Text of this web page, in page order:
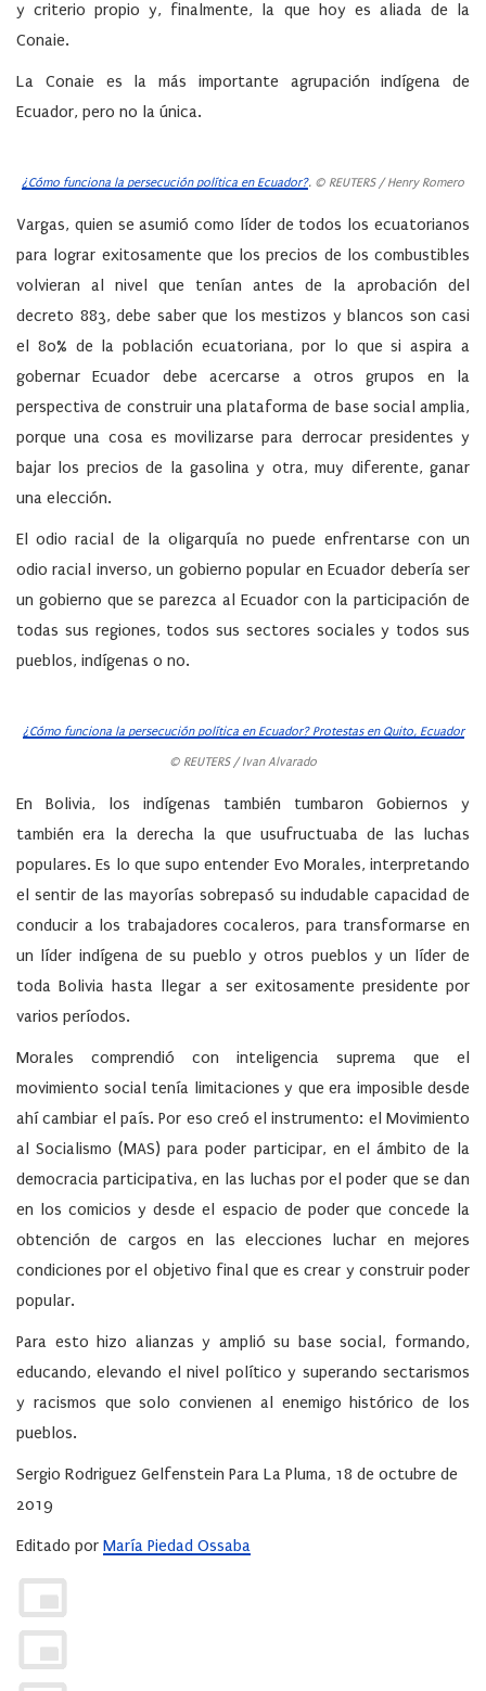
y criterio propio y, finalmente, la que hoy es aliada de la
Conaie.
La Conaie es la más importante agrupación indígena de
Ecuador, pero no la única.
¿Cómo funciona la persecución política en Ecuador?. © REUTERS / Henry Romero
Vargas, quien se asumió como líder de todos los ecuatorianos
para lograr exitosamente que los precios de los combustibles
volvieran al nivel que tenían antes de la aprobación del
decreto 883, debe saber que los mestizos y blancos son casi
el 80% de la población ecuatoriana, por lo que si aspira a
gobernar Ecuador debe acercarse a otros grupos en la
perspectiva de construir una plataforma de base social amplia,
porque una cosa es movilizarse para derrocar presidentes y
bajar los precios de la gasolina y otra, muy diferente, ganar
una elección.
El odio racial de la oligarquía no puede enfrentarse con un
odio racial inverso, un gobierno popular en Ecuador debería ser
un gobierno que se parezca al Ecuador con la participación de
todas sus regiones, todos sus sectores sociales y todos sus
pueblos, indígenas o no.
¿Cómo funciona la persecución política en Ecuador? Protestas en Quito, Ecuador
© REUTERS / Ivan Alvarado
En Bolivia, los indígenas también tumbaron Gobiernos y
también era la derecha la que usufructuaba de las luchas
populares. Es lo que supo entender Evo Morales, interpretando
el sentir de las mayorías sobrepasó su indudable capacidad de
conducir a los trabajadores cocaleros, para transformarse en
un líder indígena de su pueblo y otros pueblos y un líder de
toda Bolivia hasta llegar a ser exitosamente presidente por
varios períodos.
Morales comprendió con inteligencia suprema que el
movimiento social tenía limitaciones y que era imposible desde
ahí cambiar el país. Por eso creó el instrumento: el Movimiento
al Socialismo (MAS) para poder participar, en el ámbito de la
democracia participativa, en las luchas por el poder que se dan
en los comicios y desde el espacio de poder que concede la
obtención de cargos en las elecciones luchar en mejores
condiciones por el objetivo final que es crear y construir poder
popular.
Para esto hizo alianzas y amplió su base social, formando,
educando, elevando el nivel político y superando sectarismos
y racismos que solo convienen al enemigo histórico de los
pueblos.
Sergio Rodriguez Gelfenstein Para La Pluma, 18 de octubre de
2019
Editado por María Piedad Ossaba